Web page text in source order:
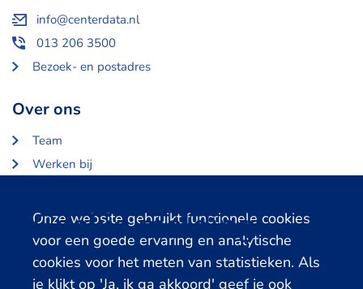
Cookie melding
Onze website gebruikt functionele cookies
voor een goede ervaring en analytische
cookies voor het meten van statistieken. Als
je klikt op 'Ja, ik ga akkoord' geef je ook
info@centerdata.nl
013 206 3500
Bezoek- en postadres
Over ons
Team
Werken bij
Partners en opdrachtgevers
Gerelateerde databanken
LISS Data Archive